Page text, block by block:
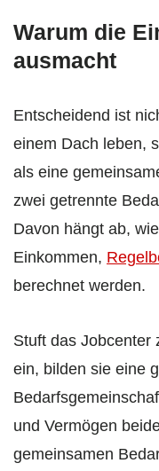
Warum die
ausmacht
Entscheidend ist
einem Dach leben,
als eine
zwei getrennte
Davon hängt ab,
Einkommen,
berechnet werden.
Stuft das Jobcenter
ein, bilden sie eine
und Vermögen
gemeinsamen